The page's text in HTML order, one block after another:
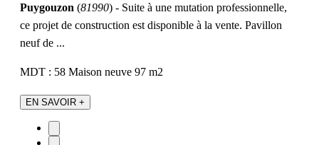
Puygouzon (81990) - Suite à une mutation professionnelle,
ce projet de construction est disponible à la vente. Pavillon
neuf de ...
MDT : 58 Maison neuve 97 m2
EN SAVOIR +